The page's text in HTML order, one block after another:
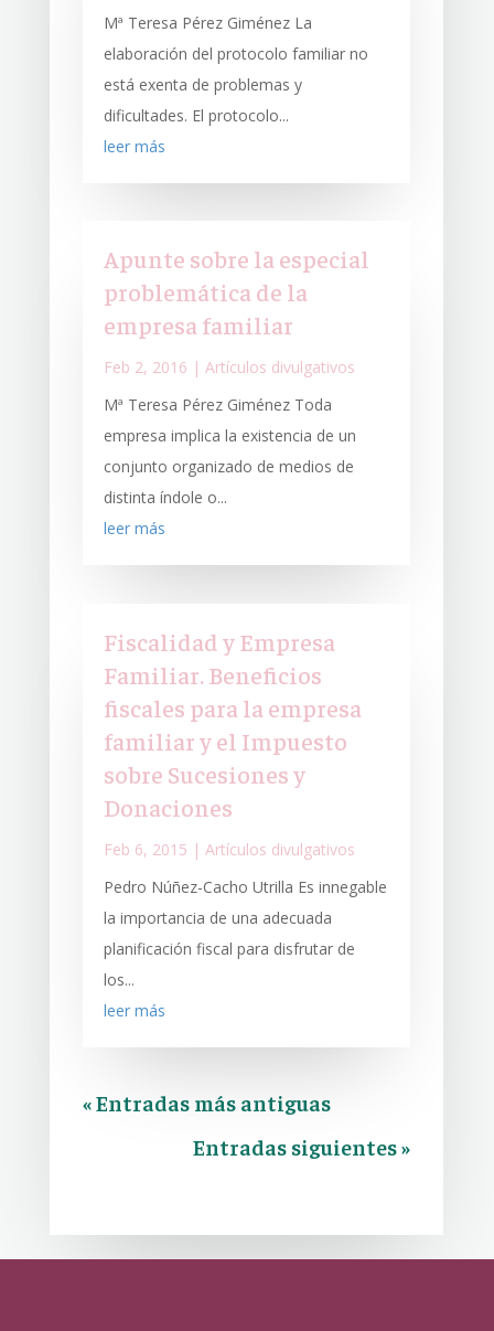
Mª Teresa Pérez Giménez La
elaboración del protocolo familiar no
está exenta de problemas y
dificultades. El protocolo...
leer más
Apunte sobre la especial
problemática de la
empresa familiar
Feb 2, 2016 | Artículos divulgativos
Mª Teresa Pérez Giménez Toda
empresa implica la existencia de un
conjunto organizado de medios de
distinta índole o...
leer más
Fiscalidad y Empresa
Familiar. Beneficios
fiscales para la empresa
familiar y el Impuesto
sobre Sucesiones y
Donaciones
Feb 6, 2015 | Artículos divulgativos
Pedro Núñez-Cacho Utrilla Es innegable
la importancia de una adecuada
planificación fiscal para disfrutar de
los...
leer más
« Entradas más antiguas
Entradas siguientes »